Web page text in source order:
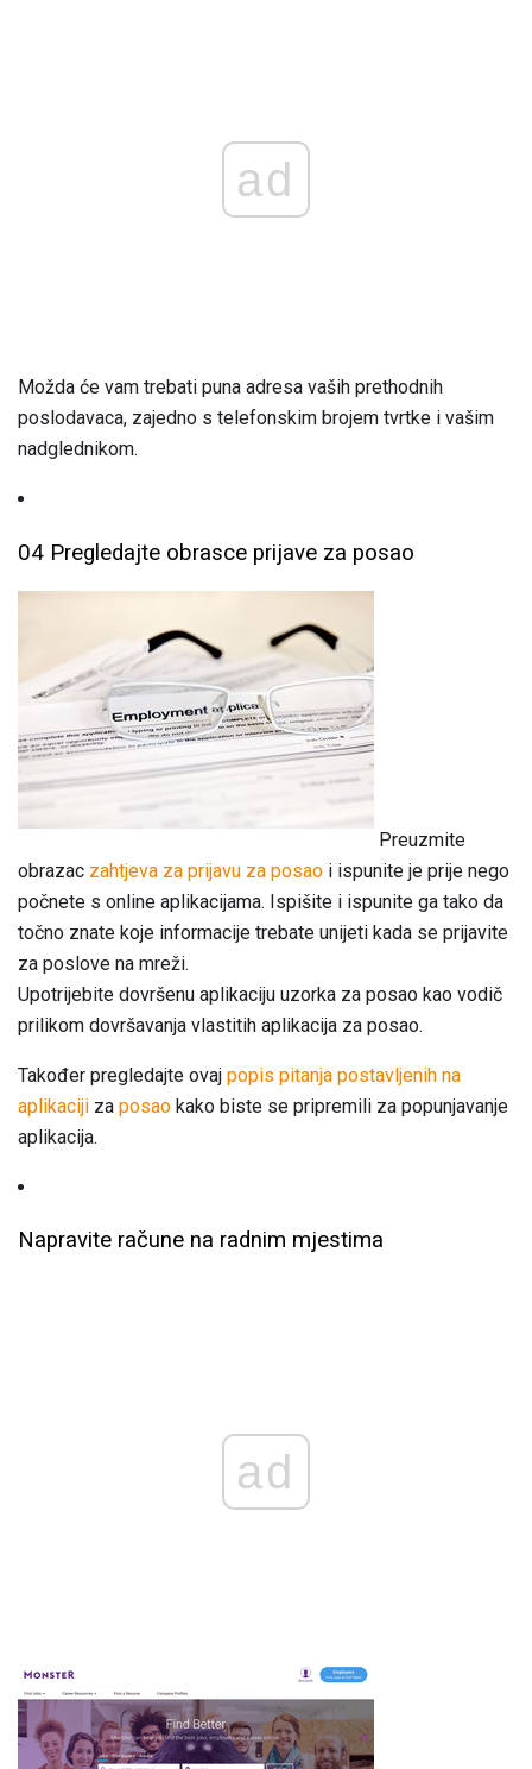
ad
Možda će vam trebati puna adresa vaših prethodnih
poslodavaca, zajedno s telefonskim brojem tvrtke i vašim
nadglednikom.
04 Pregledajte obrasce prijave za posao
Preuzmite
obrazac zahtjeva za prijavu za posao i ispunite je prije nego
počnete s online aplikacijama. Ispišite i ispunite ga tako da
točno znate koje informacije trebate unijeti kada se prijavite
za poslove na mreži.
Upotrijebite dovršenu aplikaciju uzorka za posao kao vodič
prilikom dovršavanja vlastitih aplikacija za posao.
Također pregledajte ovaj popis pitanja postavljenih na
aplikaciji za posao kako biste se pripremili za popunjavanje
aplikacija.
Napravite račune na radnim mjestima
ad